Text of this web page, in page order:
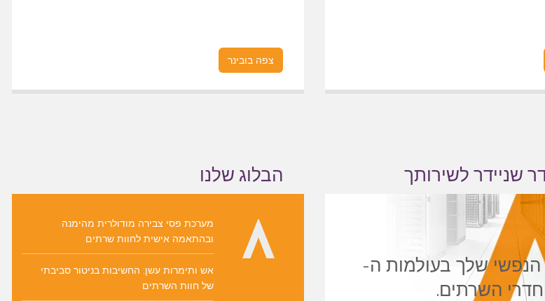
צפה בובינר
שניידר לשירותך
שלך בעולמות ה-
הבלוג שלנו
מערכת פסי צבירה מודולרית מהימנה
ובהתאמה אישית לחוות שרתים
אש ותימרות עשן: החשיבות בניטור סביבתי
של חוות השרתים